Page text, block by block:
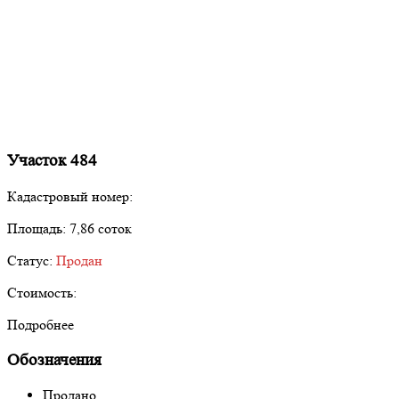
Участок 484
Кадастровый номер:
Площадь: 7,86 соток
Статус: Продан
Стоимость:
Подробнее
Обозначения
Продано